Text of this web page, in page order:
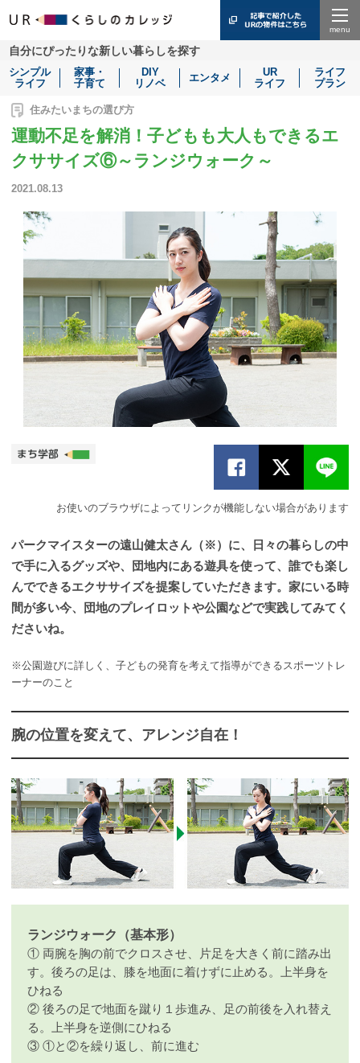
自分にぴったりな新しい暮らしを探す
シンプル
ライフ
家事・
子育て
DIY
リノベ
エンタメ
UR
ライフ
ライフ
プラン
住みたいまちの選び方
運動不足を解消！子どもも大人もできるエ
クササイズ⑥～ランジウォーク～
2021.08.13
お使いのブラウザによってリンクが機能しない場合があります
パークマイスターの遠山健太さん（※）に、日々の暮らしの中
で手に入るグッズや、団地内にある遊具を使って、誰でも楽し
んでできるエクササイズを提案していただきます。家にいる時
間が多い今、団地のプレイロットや公園などで実践してみてく
ださいね。
※公園遊びに詳しく、子どもの発育を考えて指導ができるスポーツトレ
ーナーのこと
腕の位置を変えて、アレンジ自在！
ランジウォーク（基本形）
① 両腕を胸の前でクロスさせ、片足を大きく前に踏み出
す。後ろの足は、膝を地面に着けずに止める。上半身を
ひねる
② 後ろの足で地面を蹴り１歩進み、足の前後を入れ替え
る。上半身を逆側にひねる
③ ①と②を繰り返し、前に進む